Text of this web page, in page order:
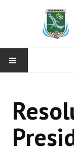
CONCEJO
Bloques Políticos